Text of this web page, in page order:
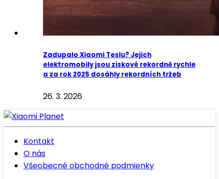
Zadupalo Xiaomi Teslu? Jejich
elektromobily jsou ziskové rekordně rychle
a za rok 2025 dosáhly rekordních tržeb
26. 3. 2026
Kontakt
O nás
Všeobecné obchodné podmienky